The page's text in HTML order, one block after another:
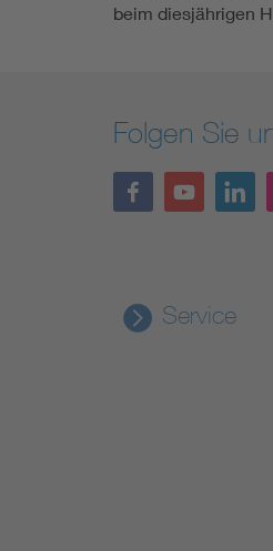
beim diesjährigen
Folgen Sie
Service